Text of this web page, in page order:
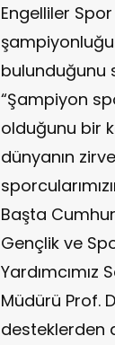
Engelliler
bulunduğunu
“Şampiyon
olduğunu bir
dünyanın
Başta
Gençlik ve
Yardımcımız
Müdürü Prof.
desteklerden